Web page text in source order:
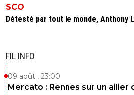
SCO
Détesté par tout le monde, Anthony
FIL INFO
09 août , 23:00
Mercato : Rennes sur un ailier